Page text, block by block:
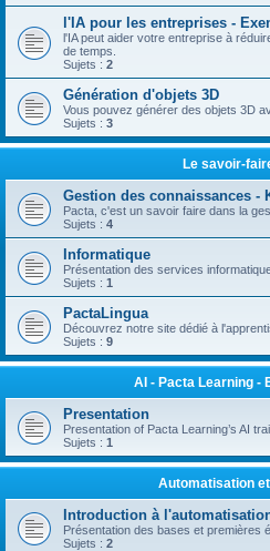
l'IA pour les entreprises -
l'IA peut aider votre entreprise à
de temps.
Sujets : 2
Génération d'objets 3D
Vous pouvez générer des objets 3D
Sujets : 3
Le savoir-
Gestion des connaissances -
Pacta, c'est un savoir faire dans la
Sujets : 4
Informatique
Présentation des services
Sujets : 1
PactaLingua
Découvrez notre site dédié à
Sujets : 9
AI - Pacta Learning -
Presentation
Presentation of Pacta Learning’s AI
Sujets : 1
Automatisation
Introduction à
Présentation des bases et premières
Sujets : 2